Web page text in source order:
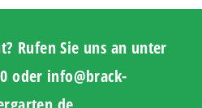
Rufen Sie uns an unter
oder info@brack-